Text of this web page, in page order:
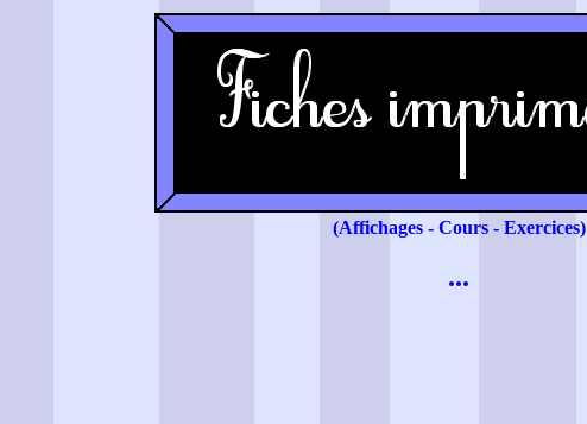
(Affichages - Cours - Exercices)
...